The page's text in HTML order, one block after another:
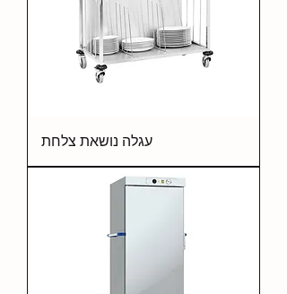
עגלה נושאת צלחת